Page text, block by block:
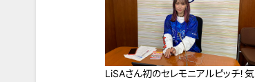
LiSAさん初のセレモニアルピッチ！気